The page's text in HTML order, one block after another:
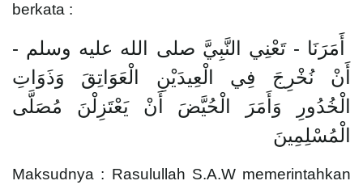
berkata :
أَمَرَنَا - تَعْنِي النَّبِيَّ صلى الله عليه وسلم -
أَنْ نُخْرِجَ فِي الْعِيدَيْنِ الْعَوَاتِقَ وَذَوَاتِ
الْخُدُورِ وَأَمَرَ الْحُيَّضَ أَنْ يَعْتَزِلْنَ مُصَلَّى
الْمُسْلِمِينَ
Maksudnya : Rasulullah S.A.W memerintahkan